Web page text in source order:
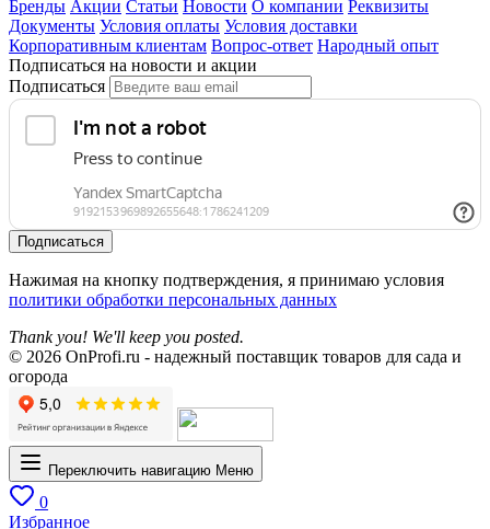
Бренды Акции Статьи Новости О компании Реквизиты
Документы Условия оплаты Условия доставки
Корпоративным клиентам Вопрос-ответ Народный опыт
Подписаться на новости и акции
Подписаться
Подписаться
Нажимая на кнопку подтверждения, я принимаю условия
политики обработки персональных данных
Thank you! We'll keep you posted.
© 2026 OnProfi.ru - надежный поставщик товаров для сада и
огорода
Переключить навигацию Меню
0
Избранное